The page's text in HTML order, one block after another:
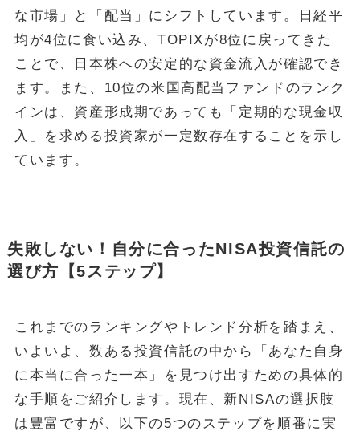
な市場」と「配当」にシフトしています。日経平
均が4位に食い込み、TOPIXが8位に戻ってきた
ことで、日本株への安定的な資金流入が確認でき
ます。また、10位の米国高配当ファンドのランク
インは、資産形成期であっても「定期的な現金収
入」を求める投資家が一定数存在することを示し
ています。
失敗しない！自分に合ったNISA投資信託の
選び方【5ステップ】
これまでのランキングやトレンド分析を踏まえ、
いよいよ、数ある投資信託の中から「あなた自身
に本当に合った一本」を見つけ出すための具体的
な手順をご紹介します。現在、新NISAの選択肢
は豊富ですが、以下の5つのステップを順番に実